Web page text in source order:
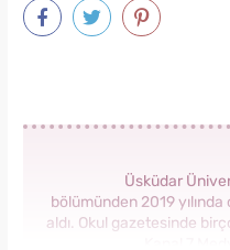
Serenay Sarıkaya,